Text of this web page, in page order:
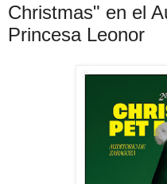
Christmas" en el
Princesa Leonor